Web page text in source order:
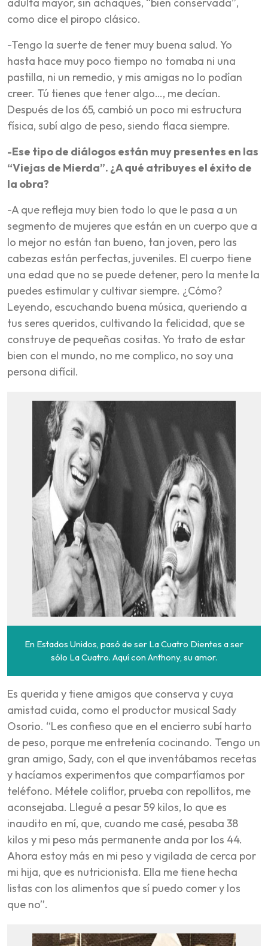
como dice el piropo clásico.
-Tengo la suerte de tener muy buena salud. Yo
hasta hace muy poco tiempo no tomaba ni una
pastilla, ni un remedio, y mis amigas no lo podían
creer. Tú tienes que tener algo…, me decían.
Después de los 65, cambió un poco mi estructura
física, subí algo de peso, siendo flaca siempre.
-Ese tipo de diálogos están muy presentes en las
“Viejas de Mierda”. ¿A qué atribuyes el éxito de
la obra?
-A que refleja muy bien todo lo que le pasa a un
segmento de mujeres que están en un cuerpo que a
lo mejor no están tan bueno, tan joven, pero las
cabezas están perfectas, juveniles. El cuerpo tiene
una edad que no se puede detener, pero la mente la
puedes estimular y cultivar siempre. ¿Cómo?
Leyendo, escuchando buena música, queriendo a
tus seres queridos, cultivando la felicidad, que se
construye de pequeñas cositas. Yo trato de estar
bien con el mundo, no me complico, no soy una
persona difícil.
En Estados Unidos, pasó de ser La Cuatro Dientes a ser
sólo La Cuatro. Aquí con Anthony, su amor.
Es querida y tiene amigos que conserva y cuya
amistad cuida, como el productor musical Sady
Osorio. “Les confieso que en el encierro subí harto
de peso, porque me entretenía cocinando. Tengo un
gran amigo, Sady, con el que inventábamos recetas
y hacíamos experimentos que compartíamos por
teléfono. Métele coliflor, prueba con repollitos, me
aconsejaba. Llegué a pesar 59 kilos, lo que es
inaudito en mí, que, cuando me casé, pesaba 38
kilos y mi peso más permanente anda por los 44.
Ahora estoy más en mi peso y vigilada de cerca por
mi hija, que es nutricionista. Ella me tiene hecha
listas con los alimentos que sí puedo comer y los
que no”.